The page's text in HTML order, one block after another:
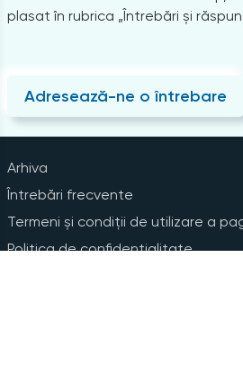
plasat în rubrica „Întrebări și
Adresează-ne o întrebare
Arhiva
Întrebări frecvente
Termeni și condiții de utilizare a
Politica de confidențialitate